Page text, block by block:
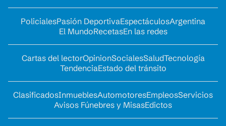
PolicialesPasión DeportivaEspectáculosArgentina
El MundoRecetasEn las redes
Cartas del lectorOpinionSocialesSaludTecnología
TendenciaEstado del tránsito
ClasificadosInmueblesAutomotoresEmpleosServicios
Avisos Fúnebres y MisasEdictos